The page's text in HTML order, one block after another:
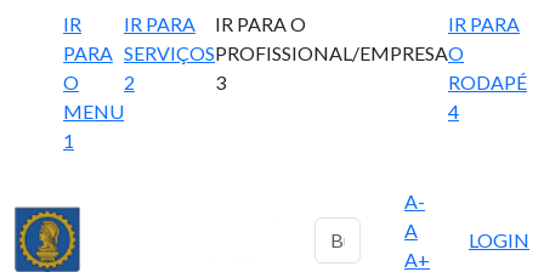
IR
PARA
O
MENU
1
IR PARA
SERVIÇOS
2
IR PARA O
PROFISSIONAL/EMPRESA
3
IR PARA
O
RODAPÉ
4
A-
A
A+
LOGIN